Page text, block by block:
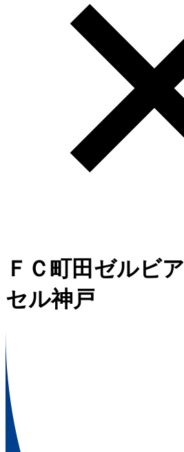
ＦＣ町田ゼルビア
セル神戸